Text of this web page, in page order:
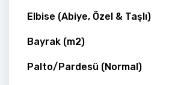
Elbise (Abiye, Özel & Taşlı)
Bayrak (m2)
Palto/Pardesü (Normal)